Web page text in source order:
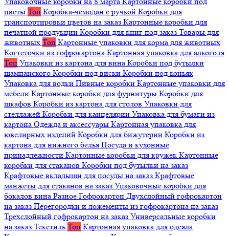
цветы Топ Коробка-чемодан с ручкой Коробки для
транспортировки цветов на заказ Картонные коробки для
печатной продукции Коробки для книг под заказ Товары для
животных Топ Картонные упаковки для корма для животных
Когтеточки из гофрокартона Картонная упаковка для алкоголя
Топ Упаковки из картона для вина Коробки под бутылки
шампанского Коробки под виски Коробки под коньяк
Упаковка для водки Пивные коробки Картонные упаковки для
мебели Картонные коробки для фурнитуры Коробки для
шкафов Коробки из картона для столов Упаковки для
стеллажей Коробки для канцелярии Упаковка для бумаги из
картона Одежда и аксессуары Картонная упаковка для
ювелирных изделий Коробки для бижутерии Коробки из
картона для нижнего белья Посуда и кухонные
принадлежности Картонные коробки для кружек Картонные
коробки для стаканов Коробки под бутылки на заказ
Крафтовые вкладыши для посуды на заказ Крафтовые
манжеты для стаканов на заказ Упаковочные коробки для
бокалов вина Разное Гофрокартон Двухслойный гофрокартон
на заказ Перегородки и ложементы из гофрокартона на заказ
Трехслойный гофрокартон на заказ Универсальные коробки
на заказ Текстиль Топ Картонная упаковка для одеяла